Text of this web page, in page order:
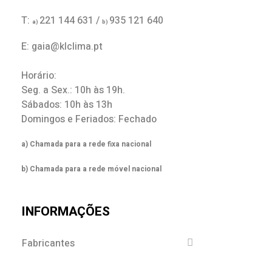
T: a) 221 144 631 / b) 935 121 640
E: gaia@klclima.pt
Horário:
Seg. a Sex.: 10h às 19h.
Sábados: 10h às 13h
Domingos e Feriados: Fechado
a) Chamada para a rede fixa nacional
b) Chamada para a rede móvel nacional
INFORMAÇÕES
Fabricantes